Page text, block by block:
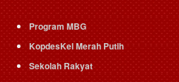
Program MBG
KopdesKel Merah Putih
Sekolah Rakyat